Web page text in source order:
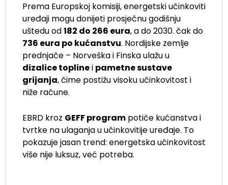
Prema Europskoj komisiji, energetski učinkoviti
uređaji mogu donijeti prosječnu godišnju
uštedu od182 do 266 eura, a do 2030. čak do
736 eura po kućanstvu. Nordijske zemlje
prednjače – Norveška i Finska ulažu u
dizalice toplinei pametne sustave
grijanja, čime postižu visoku učinkovitost i
niže račune.
EBRD kroz GEFF program potiče kućanstva i
tvrtke na ulaganja u učinkovitije uređaje. To
pokazuje jasan trend: energetska učinkovitost
više nije luksuz, već potreba.